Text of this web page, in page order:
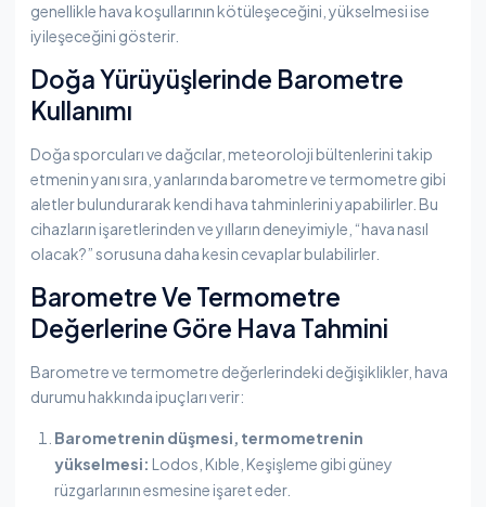
genellikle hava koşullarının kötüleşeceğini, yükselmesi ise
iyileşeceğini gösterir.
Doğa Yürüyüşlerinde Barometre
Kullanımı
Doğa sporcuları ve dağcılar, meteoroloji bültenlerini takip
etmenin yanı sıra, yanlarında barometre ve termometre gibi
aletler bulundurarak kendi hava tahminlerini yapabilirler. Bu
cihazların işaretlerinden ve yılların deneyimiyle, “hava nasıl
olacak?” sorusuna daha kesin cevaplar bulabilirler.
Barometre Ve Termometre
Değerlerine Göre Hava Tahmini
Barometre ve termometre değerlerindeki değişiklikler, hava
durumu hakkında ipuçları verir:
Barometrenin düşmesi, termometrenin
yükselmesi: Lodos, Kıble, Keşişleme gibi güney
rüzgarlarının esmesine işaret eder.​